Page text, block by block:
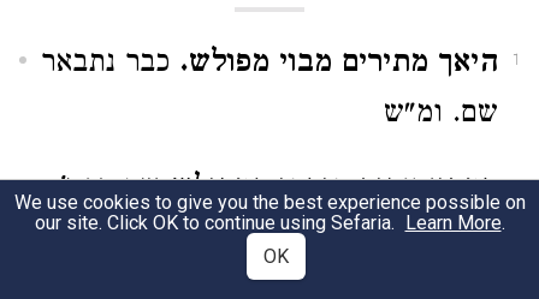
1 היאך מתירים מבוי מפולש. כבר נתבאר
שם. ומ"ש
2 דמבוי עקום תורתו כמפולששם דף י'
אפליגו רב ושמואל ופסק כרב באיסורי
We use cookies to give you the best experience possible on
our site. Click OK to continue using Sefaria. Learn More.
OK